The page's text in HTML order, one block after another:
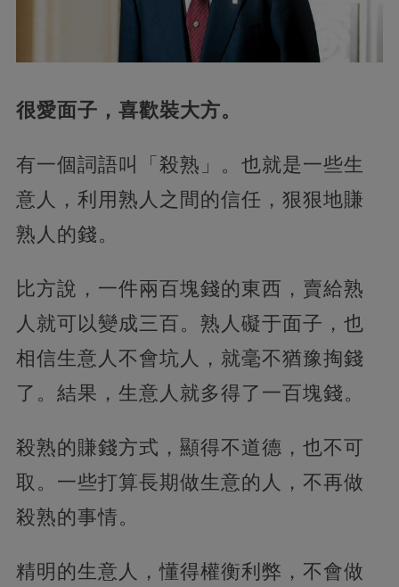
很愛面子，喜歡裝大方。
有一個詞語叫「殺熟」。也就是一些生
意人，利用熟人之間的信任，狠狠地賺
熟人的錢。
比方說，一件兩百塊錢的東西，賣給熟
人就可以變成三百。熟人礙于面子，也
相信生意人不會坑人，就毫不猶豫掏錢
了。結果，生意人就多得了一百塊錢。
殺熟的賺錢方式，顯得不道德，也不可
取。一些打算長期做生意的人，不再做
殺熟的事情。
精明的生意人，懂得權衡利弊，不會做